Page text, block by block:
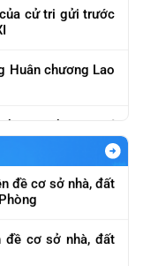
báo cáo nghiên
dữ liệu số của
đề cơ sở nhà, đất